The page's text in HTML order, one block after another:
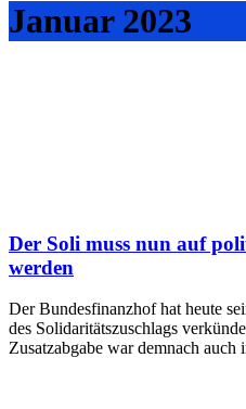
Januar 2023
Der Soli muss nun auf
werden
Der Bundesfinanzhof hat heute
des Solidaritätszuschlags
Zusatzabgabe war demnach auch